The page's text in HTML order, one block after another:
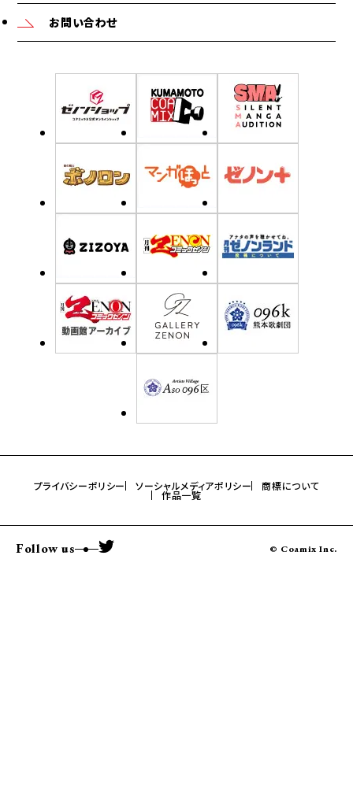
お問い合わせ
プライバシーポリシー ソーシャルメディアポリシー 商標について
作品一覧
Follow us © Coamix Inc.